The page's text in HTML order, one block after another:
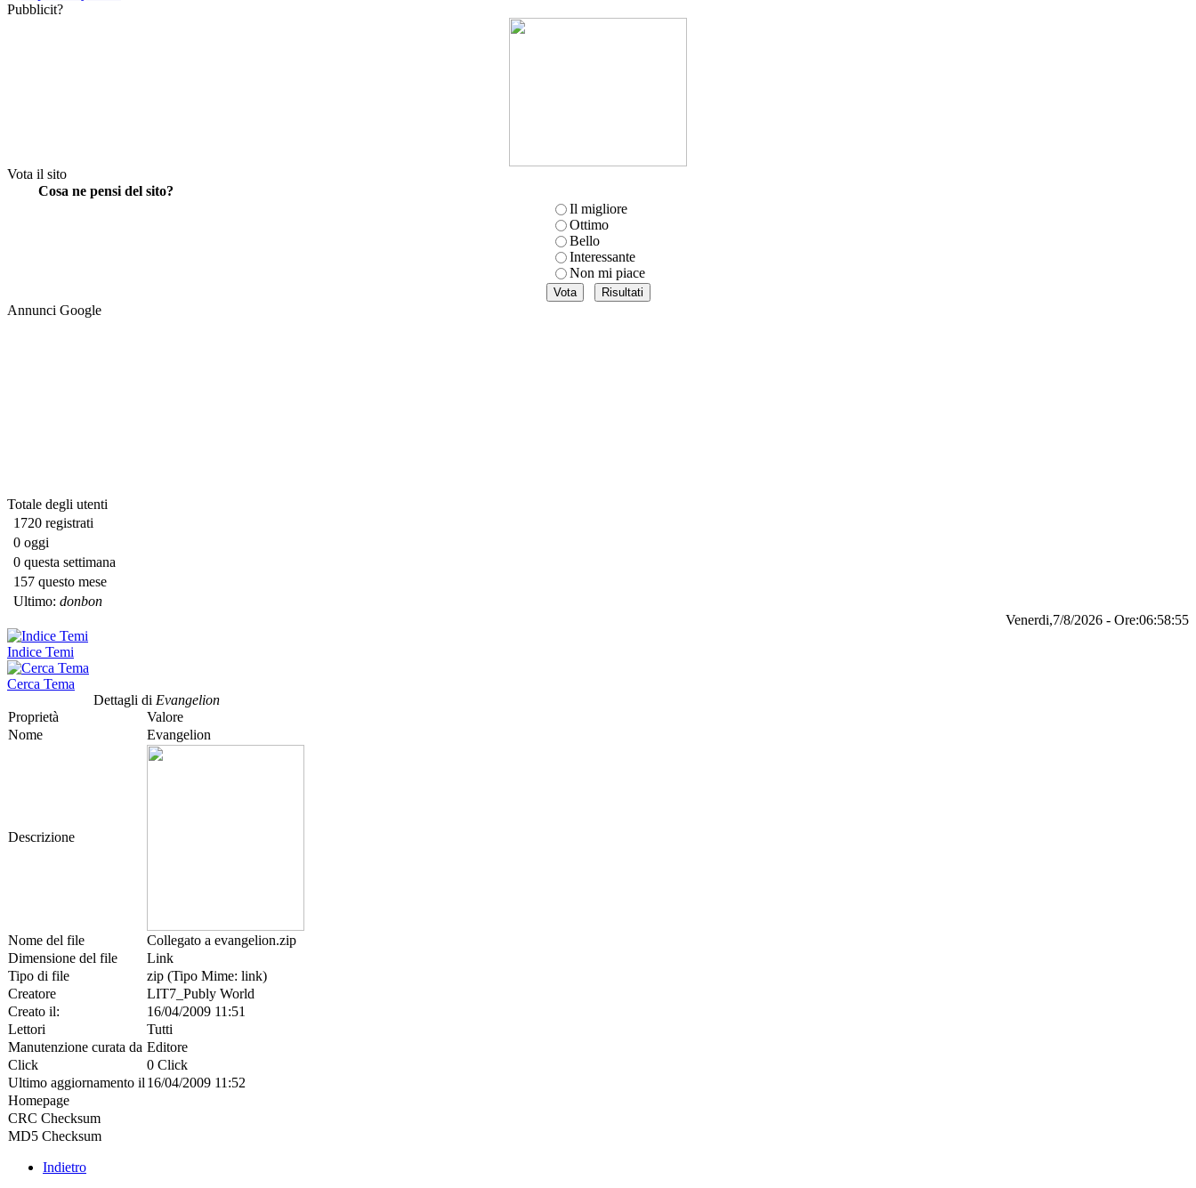
Pubblicit?
Vota il sito
Cosa ne pensi del sito?
Il migliore
Ottimo
Bello
Interessante
Non mi piace
Annunci Google
Totale degli utenti
1720 registrati
0 oggi
0 questa settimana
157 questo mese
Ultimo: donbon
Venerdi,7/8/2026 - Ore:06:58:56
Indice Temi
Cerca Tema
Dettagli di Evangelion
Proprietà
Valore
Nome
Evangelion
Descrizione
Nome del file
Collegato a evangelion.zip
Dimensione del file
Link
Tipo di file
zip (Tipo Mime: link)
Creatore
LIT7_Publy World
Creato il:
16/04/2009 11:51
Lettori
Tutti
Manutenzione curata da Editore
Click
0 Click
Ultimo aggiornamento il 16/04/2009 11:52
Homepage
CRC Checksum
MD5 Checksum
Indietro